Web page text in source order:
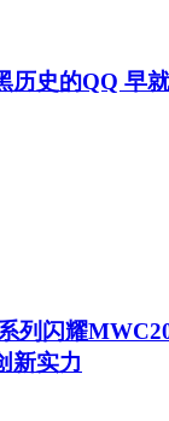
历史的QQ 早
列闪耀
新实力